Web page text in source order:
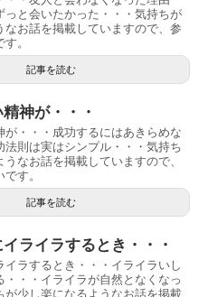
っと会いたかった・・・気持ちが
なお話を掲載していますので、参
。
記事を読む
神が・・・
が・・・成功するにはあきらめな
法則は実はシンプル・・・気持ち
なお話を掲載していますので、
す。
記事を読む
ライラするとき・・・
イラするとき・・・イライラいし
・・・イライラが自然となくなっ
が少し楽になるようなお話を掲載